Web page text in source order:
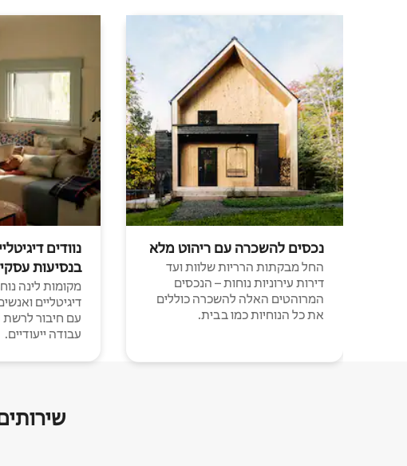
נכסים להשכרה עם ריהוט מלא
החל מבקתות הרריות שלוות ועד
דירות עירוניות נוחות – הנכסים
המרוהטים האלה להשכרה כוללים
את כל הנוחיות כמו בבית.
נוודים
בנסיעות
מקומות לינה
דיגיטליים
עבודה ייעודיים.